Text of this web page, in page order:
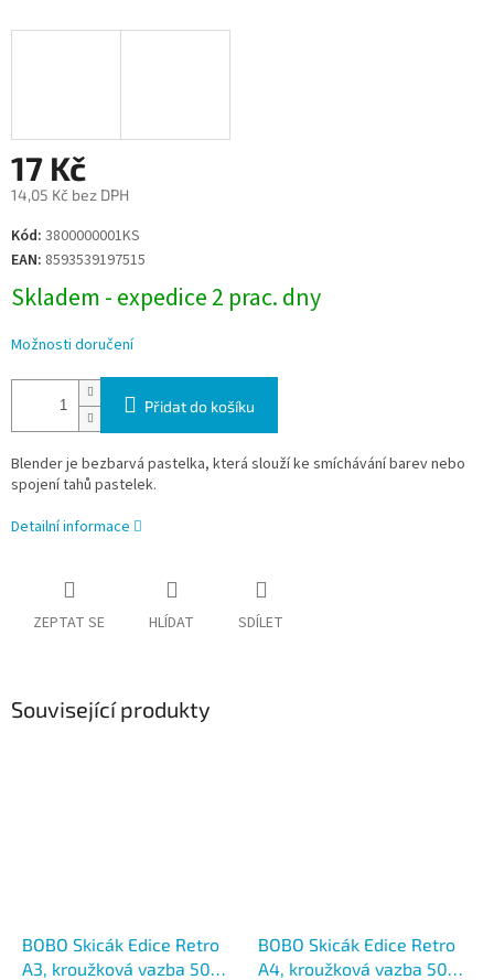
17 Kč
14,05 Kč bez DPH
Měrná
cena:
Kód: 3800000001KS
EAN: 8593539197515
Skladem - expedice 2 prac. dny
Možnosti doručení
Přidat do košíku
Blender je bezbarvá pastelka, která slouží ke smíchávání barev nebo
spojení tahů pastelek.
Detailní informace
ZEPTAT SE HLÍDAT SDÍLET
Související produkty
BOBO Skicák Edice Retro
A3, kroužková vazba 50
BOBO Skicák Edice Retro
A4, kroužková vazba 50